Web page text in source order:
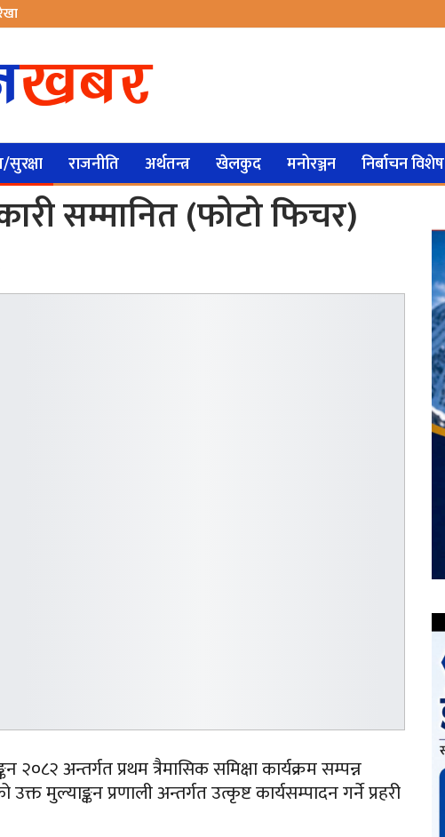
राजनीति अर्थतन्त्र खेलकुद मनोरञ्जन निर्बाचन विशेष
सम्मानित (फोटो फिचर)
२०८२ अन्तर्गत प्रथम त्रैमासिक समिक्षा कार्यक्रम सम्पन्न
मुल्याङ्कन प्रणाली अन्तर्गत उत्कृष्ट कार्यसम्पादन गर्ने प्रहरी